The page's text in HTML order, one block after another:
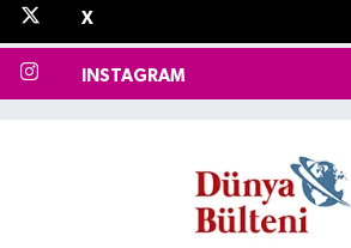
X
INSTAGRAM